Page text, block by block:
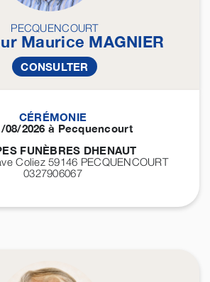
PECQUENCOURT
Maurice MAGNIER
CONSULTER
CÉRÉMONIE
08/2026 à Pecquencourt
FUNÈBRES DHENAUT
Coliez 59146 PECQUENCOURT
0327906067